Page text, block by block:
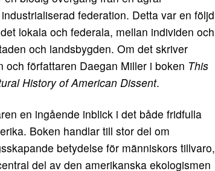
federation. Detta var en följd
lokala och federala, mellan individen och
och landsbygden. Om det skriver
och författaren Daegan Miller i boken This
History of American Dissent.
en ingående inblick i det både fridfulla
Boken handlar till stor del om
betydelse för människors tillvaro,
del av den amerikanska ekologismen